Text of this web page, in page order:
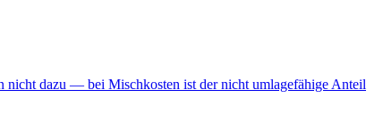
nicht dazu — bei Mischkosten ist der nicht umlagefähige Anteil